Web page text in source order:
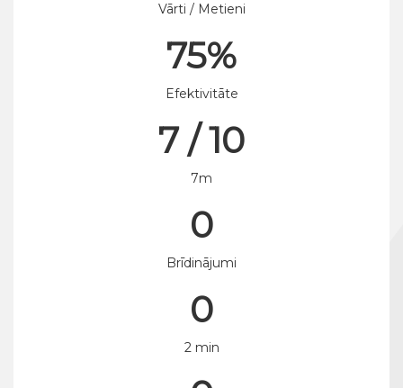
Vārti / Metieni
75%
Efektivitāte
7 / 10
7m
0
Brīdinājumi
0
2 min